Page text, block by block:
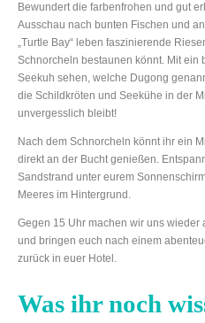
Bewundert die farbenfrohen und gut
Ausschau nach bunten Fischen und
„Turtle Bay“ leben faszinierende
Schnorcheln bestaunen könnt. Mit ein
Seekuh sehen, welche Dugong
die Schildkröten und Seekühe in der
unvergesslich bleibt!
Nach dem Schnorcheln könnt ihr ein
direkt an der Bucht genießen.
Sandstrand unter eurem
Meeres im Hintergrund.
Gegen 15 Uhr machen wir uns
und bringen euch nach einem
zurück in euer Hotel.
Was ihr noch